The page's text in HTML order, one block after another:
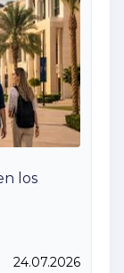
los
24.07.2026